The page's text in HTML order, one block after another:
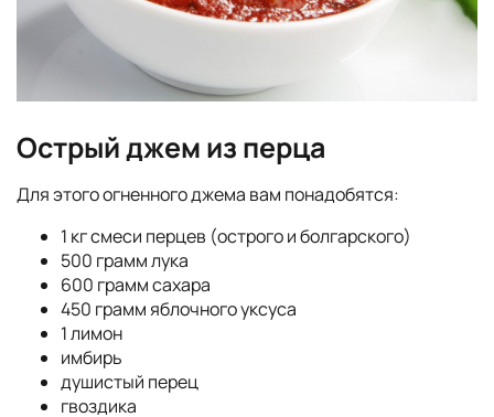
Острый джем из перца
Для этого огненного джема вам понадобятся:
1 кг смеси перцев (острого и болгарского)
500 грамм лука
600 грамм сахара
450 грамм яблочного уксуса
1 лимон
имбирь
душистый перец
гвоздика